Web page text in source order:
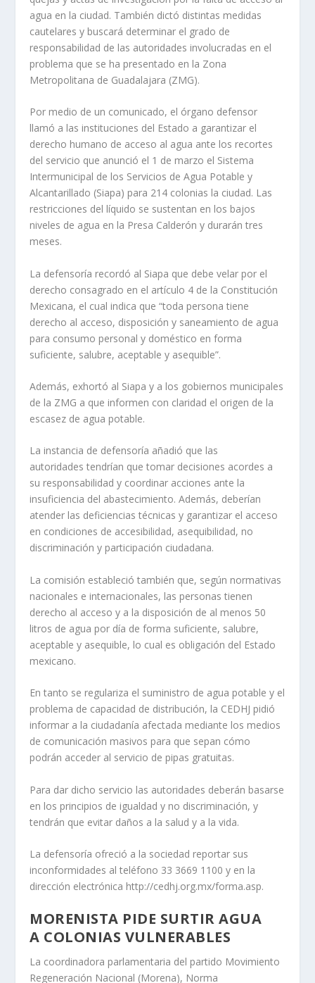
agua en la ciudad. También dictó distintas medidas
cautelares y buscará determinar el grado de
responsabilidad de las autoridades involucradas en el
problema que se ha presentado en la Zona
Metropolitana de Guadalajara (ZMG).
Por medio de un comunicado, el órgano defensor
llamó a las instituciones del Estado a garantizar el
derecho humano de acceso al agua ante los recortes
del servicio que anunció el 1 de marzo el Sistema
Intermunicipal de los Servicios de Agua Potable y
Alcantarillado (Siapa) para 214 colonias la ciudad. Las
restricciones del líquido se sustentan en los bajos
niveles de agua en la Presa Calderón y durarán tres
meses.
La defensoría recordó al Siapa que debe velar por el
derecho consagrado en el artículo 4 de la Constitución
Mexicana, el cual indica que “toda persona tiene
derecho al acceso, disposición y saneamiento de agua
para consumo personal y doméstico en forma
suficiente, salubre, aceptable y asequible”.
Además, exhortó al Siapa y a los gobiernos municipales
de la ZMG a que informen con claridad el origen de la
escasez de agua potable.
La instancia de defensoría añadió que las
autoridades tendrían que tomar decisiones acordes a
su responsabilidad y coordinar acciones ante la
insuficiencia del abastecimiento. Además, deberían
atender las deficiencias técnicas y garantizar el acceso
en condiciones de accesibilidad, asequibilidad, no
discriminación y participación ciudadana.
La comisión estableció también que, según normativas
nacionales e internacionales, las personas tienen
derecho al acceso y a la disposición de al menos 50
litros de agua por día de forma suficiente, salubre,
aceptable y asequible, lo cual es obligación del Estado
mexicano.
En tanto se regulariza el suministro de agua potable y el
problema de capacidad de distribución, la CEDHJ pidió
informar a la ciudadanía afectada mediante los medios
de comunicación masivos para que sepan cómo
podrán acceder al servicio de pipas gratuitas.
Para dar dicho servicio las autoridades deberán basarse
en los principios de igualdad y no discriminación, y
tendrán que evitar daños a la salud y a la vida.
La defensoría ofreció a la sociedad reportar sus
inconformidades al teléfono 33 3669 1100 y en la
dirección electrónica http://cedhj.org.mx/forma.asp.
MORENISTA PIDE SURTIR AGUA
A COLONIAS VULNERABLES
La coordinadora parlamentaria del partido Movimiento
Regeneración Nacional (Morena), Norma